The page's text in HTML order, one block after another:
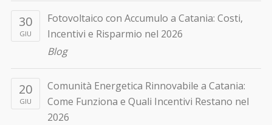
30
GIU
Fotovoltaico con Accumulo a Catania: Costi,
Incentivi e Risparmio nel 2026
Blog
20
GIU
Comunità Energetica Rinnovabile a Catania:
Come Funziona e Quali Incentivi Restano nel
2026